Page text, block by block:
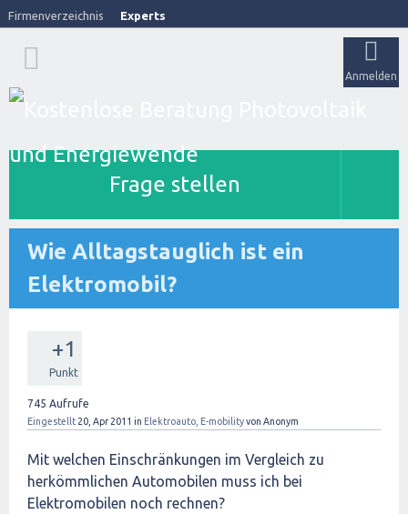
Firmenverzeichnis Experts
Anmelden
Frage stellen
Wie Alltagstauglich ist ein
Elektromobil?
+1
Punkt
745 Aufrufe
Eingestellt 20, Apr 2011 in Elektroauto, E-mobilityvon Anonym
Mit welchen Einschränkungen im Vergleich zu
herkömmlichen Automobilen muss ich bei
Elektromobilen noch rechnen?